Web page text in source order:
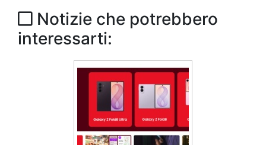
Notizie che potrebbero
interessarti: